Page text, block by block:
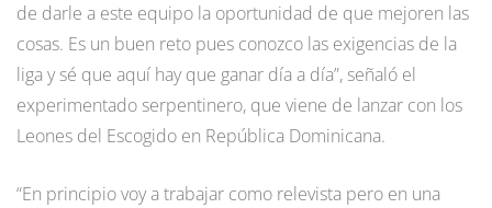
de darle a este equipo la oportunidad de que mejoren las
cosas. Es un buen reto pues conozco las exigencias de la
liga y sé que aquí hay que ganar día a día”, señaló el
experimentado serpentinero, que viene de lanzar con los
Leones del Escogido en República Dominicana.
“En principio voy a trabajar como relevista pero en una